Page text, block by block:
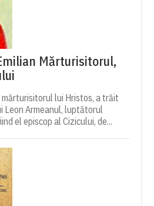
Mărturisitorul,
lui Hristos, a trăit
Leon Armeanul, luptătorul
el episcop al Cizicului, de...